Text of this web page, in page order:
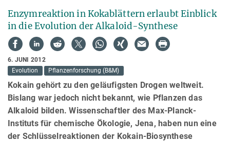
Enzymreaktion in Kokablättern erlaubt Einblick
in die Evolution der Alkaloid-Synthese
6. JUNI 2012
Evolution
Pflanzenforschung (B&M)
Kokain gehört zu den geläufigsten Drogen weltweit.
Bislang war jedoch nicht bekannt, wie Pflanzen das
Alkaloid bilden. Wissenschaftler des Max-Planck-
Instituts für chemische Ökologie, Jena, haben nun eine
der Schlüsselreaktionen der Kokain-Biosynthese